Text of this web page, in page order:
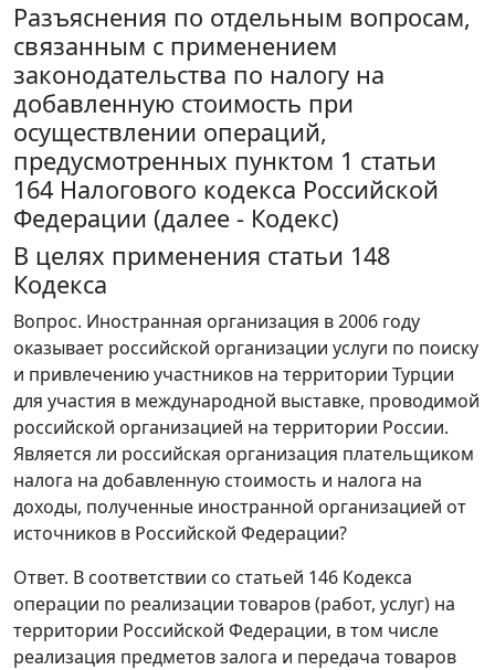
Разъяснения по отдельным вопросам,
связанным с применением
законодательства по налогу на
добавленную стоимость при
осуществлении операций,
предусмотренных пунктом 1 статьи
164 Налогового кодекса Российской
Федерации (далее - Кодекс)
В целях применения статьи 148
Кодекса
Вопрос. Иностранная организация в 2006 году
оказывает российской организации услуги по поиску
и привлечению участников на территории Турции
для участия в международной выставке, проводимой
российской организацией на территории России.
Является ли российская организация плательщиком
налога на добавленную стоимость и налога на
доходы, полученные иностранной организацией от
источников в Российской Федерации?
Ответ. В соответствии со статьей 146 Кодекса
операции по реализации товаров (работ, услуг) на
территории Российской Федерации, в том числе
реализация предметов залога и передача товаров